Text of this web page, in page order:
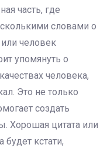
часть, где
словами о
человек
упомянуть о
человека,
Это не только
создать
Хорошая цитата или
кстати,